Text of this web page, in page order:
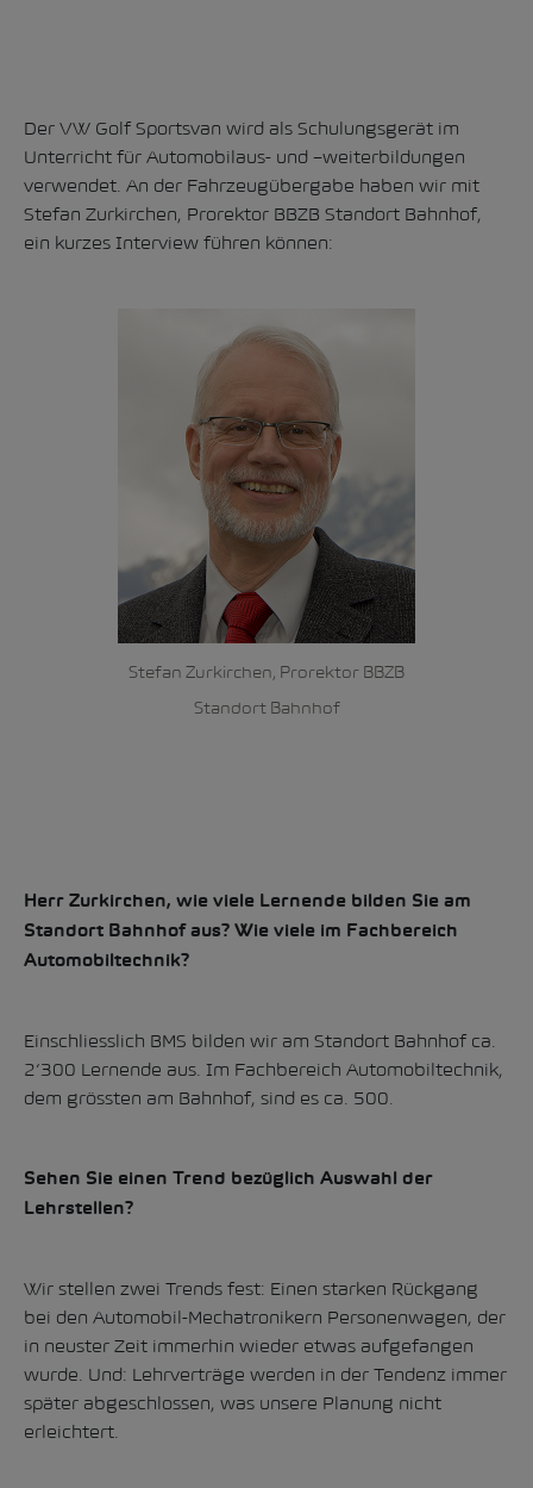
Der VW Golf Sportsvan wird als Schulungsgerät im
Unterricht für Automobilaus- und –weiterbildungen
verwendet. An der Fahrzeugübergabe haben wir mit
Stefan Zurkirchen, Prorektor BBZB Standort Bahnhof,
ein kurzes Interview führen können:
Stefan Zurkirchen, Prorektor BBZB
Standort Bahnhof
Herr Zurkirchen, wie viele Lernende bilden Sie am
Standort Bahnhof aus? Wie viele im Fachbereich
Automobiltechnik?
Einschliesslich BMS bilden wir am Standort Bahnhof ca.
2‘300 Lernende aus. Im Fachbereich Automobiltechnik,
dem grössten am Bahnhof, sind es ca. 500.
Sehen Sie einen Trend bezüglich Auswahl der
Lehrstellen?
Wir stellen zwei Trends fest: Einen starken Rückgang
bei den Automobil-Mechatronikern Personenwagen, der
in neuster Zeit immerhin wieder etwas aufgefangen
wurde. Und: Lehrverträge werden in der Tendenz immer
später abgeschlossen, was unsere Planung nicht
erleichtert.